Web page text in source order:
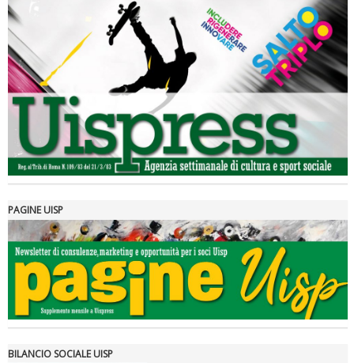
Luglio 2026: "Pensando con i piedi, si possono fare le
rivoluzioni"
Tiziano Pesce a Radio InBlu2000 traccia il bilancio della stagione
PAGINE UISP
BILANCIO SOCIALE UISP